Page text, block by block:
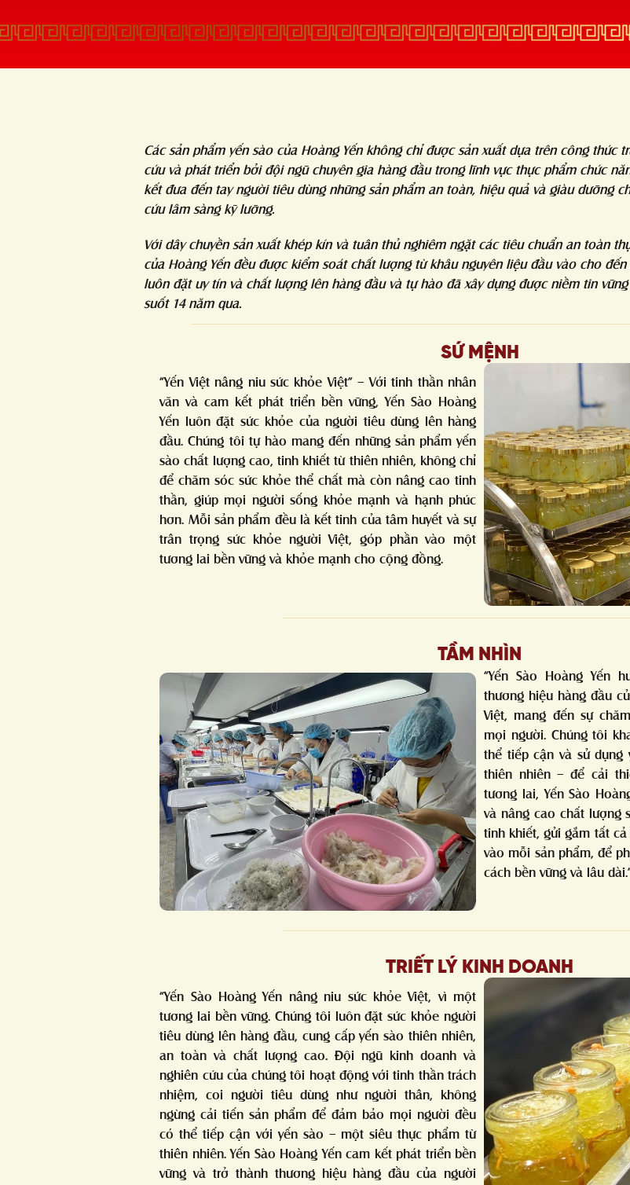
Các sản phẩm yến sào của Hoàng Yến không chỉ được sản xuất dựa trên công thức
cứu và phát triển bởi đội ngũ chuyên gia hàng đầu trong lĩnh vực thực phẩm chức
kết đưa đến tay người tiêu dùng những sản phẩm an toàn, hiệu quả và giàu dưỡng
cứu lâm sàng kỹ lưỡng.
Với dây chuyền sản xuất khép kín và tuân thủ nghiêm ngặt các tiêu chuẩn an toàn
của Hoàng Yến đều được kiểm soát chất lượng từ khâu nguyên liệu đầu vào cho
luôn đặt uy tín và chất lượng lên hàng đầu và tự hào đã xây dựng được niềm tin
suốt 14 năm qua.
SỨ MỆNH
“Yến Việt nâng niu sức khỏe Việt” – Với tinh thần nhân
văn và cam kết phát triển bền vững, Yến Sào Hoàng
Yến luôn đặt sức khỏe của người tiêu dùng lên hàng
đầu. Chúng tôi tự hào mang đến những sản phẩm yến
sào chất lượng cao, tinh khiết từ thiên nhiên, không chỉ
để chăm sóc sức khỏe thể chất mà còn nâng cao tinh
thần, giúp mọi người sống khỏe mạnh và hạnh phúc
hơn. Mỗi sản phẩm đều là kết tinh của tâm huyết và sự
trân trọng sức khỏe người Việt, góp phần vào một
tương lai bền vững và khỏe mạnh cho cộng đồng.
TẦM NHÌN
“Yến Sào Hoàng Yến
thương hiệu hàng đầu
Việt, mang đến sự
mọi người. Chúng tôi
thể tiếp cận và sử dụng
thiên nhiên – để cải
tương lai, Yến Sào
và nâng cao chất lượng
tinh khiết, gửi gắm tất
vào mỗi sản phẩm, để
cách bền vững và lâu
TRIẾT LÝ KINH DOANH
“Yến Sào Hoàng Yến nâng niu sức khỏe Việt, vì một
tương lai bền vững. Chúng tôi luôn đặt sức khỏe người
tiêu dùng lên hàng đầu, cung cấp yến sào thiên nhiên,
an toàn và chất lượng cao. Đội ngũ kinh doanh và
nghiên cứu của chúng tôi hoạt động với tinh thần trách
nhiệm, coi người tiêu dùng như người thân, không
ngừng cải tiến sản phẩm để đảm bảo mọi người đều
có thể tiếp cận với yến sào – một siêu thực phẩm từ
thiên nhiên. Yến Sào Hoàng Yến cam kết phát triển bền
vững và trở thành thương hiệu hàng đầu của người